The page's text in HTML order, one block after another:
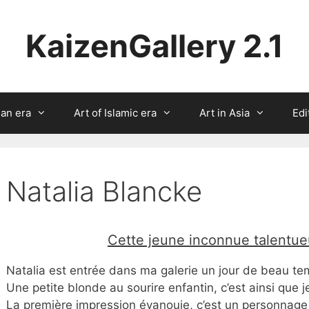
KaizenGallery 2.1
era Art of Islamic era Art in Asia
Natalia Blancke
Cette jeune inconnue
Natalia est entrée dans ma galerie un jour de beau
Une petite blonde au sourire enfantin, c’est ainsi que
La première impression évanouie, c’est un